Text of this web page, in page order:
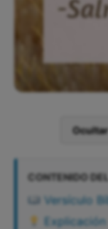
CONTENIDO
Versículo